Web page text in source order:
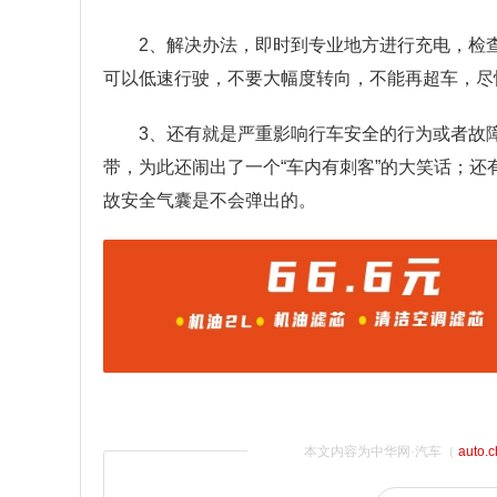
2、解决办法，即时到专业地方进行充电，
可以低速行驶，不要大幅度转向，不能再超车，
3、还有就是严重影响行车安全的行为或者
带，为此还闹出了一个“车内有刺客”的大笑话；
故安全气囊是不会弹出的。
本文内容为中华网·汽车（